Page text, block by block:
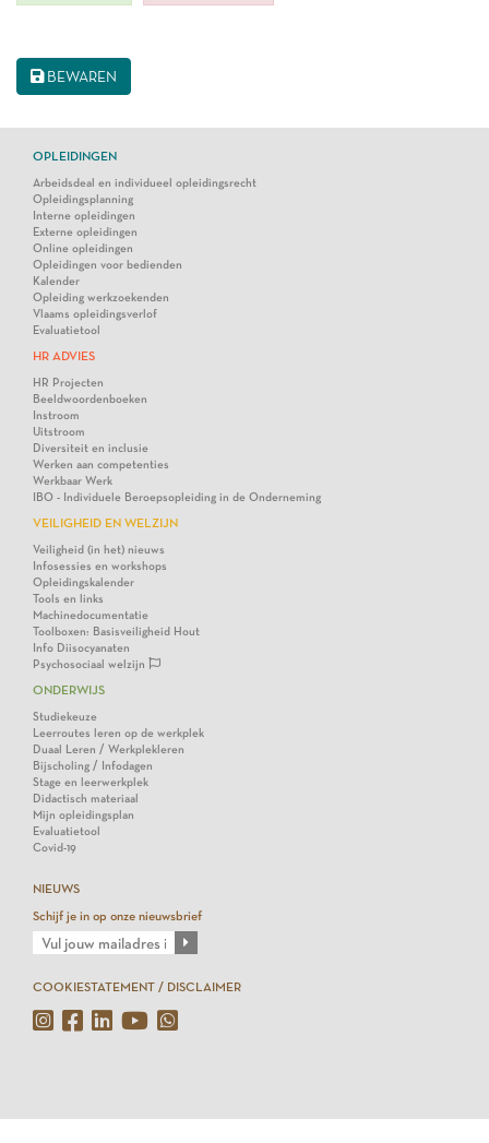
BEWAREN
OPLEIDINGEN
Arbeidsdeal en individueel opleidingsrecht
Opleidingsplanning
Interne opleidingen
Externe opleidingen
Online opleidingen
Opleidingen voor bedienden
Kalender
Opleiding werkzoekenden
Vlaams opleidingsverlof
Evaluatietool
HR ADVIES
HR Projecten
Beeldwoordenboeken
Instroom
Uitstroom
Diversiteit en inclusie
Werken aan competenties
Werkbaar Werk
IBO - Individuele Beroepsopleiding in de Onderneming
VEILIGHEID EN WELZIJN
Veiligheid (in het) nieuws
Infosessies en workshops
Opleidingskalender
Tools en links
Machinedocumentatie
Toolboxen: Basisveiligheid Hout
Info Diisocyanaten
Psychosociaal welzijn
ONDERWIJS
Studiekeuze
Leerroutes leren op de werkplek
Duaal Leren / Werkplekleren
Bijscholing / Infodagen
Stage en leerwerkplek
Didactisch materiaal
Mijn opleidingsplan
Evaluatietool
Covid-19
NIEUWS
Schijf je in op onze nieuwsbrief
COOKIESTATEMENT / DISCLAIMER